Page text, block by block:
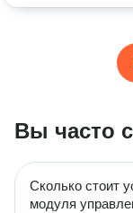
Вы часто
Сколько стоит
модуля